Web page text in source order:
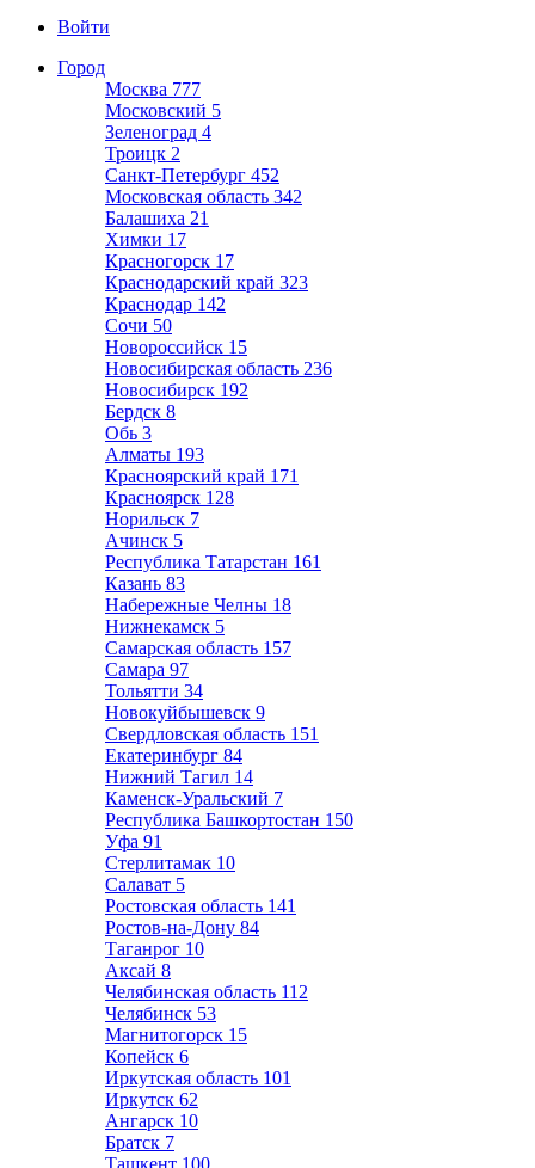
Войти
Город
Москва 777
Московский 5
Зеленоград 4
Троицк 2
Санкт-Петербург 452
Московская область 342
Балашиха 21
Химки 17
Красногорск 17
Краснодарский край 323
Краснодар 142
Сочи 50
Новороссийск 15
Новосибирская область 236
Новосибирск 192
Бердск 8
Обь 3
Алматы 193
Красноярский край 171
Красноярск 128
Норильск 7
Ачинск 5
Республика Татарстан 161
Казань 83
Набережные Челны 18
Нижнекамск 5
Самарская область 157
Самара 97
Тольятти 34
Новокуйбышевск 9
Свердловская область 151
Екатеринбург 84
Нижний Тагил 14
Каменск-Уральский 7
Республика Башкортостан 150
Уфа 91
Стерлитамак 10
Салават 5
Ростовская область 141
Ростов-на-Дону 84
Таганрог 10
Аксай 8
Челябинская область 112
Челябинск 53
Магнитогорск 15
Копейск 6
Иркутская область 101
Иркутск 62
Ангарск 10
Братск 7
Ташкент 100